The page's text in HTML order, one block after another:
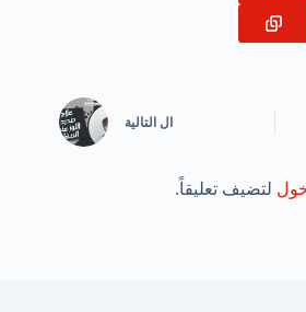
ال التالية
لتضيف تعليقاً.